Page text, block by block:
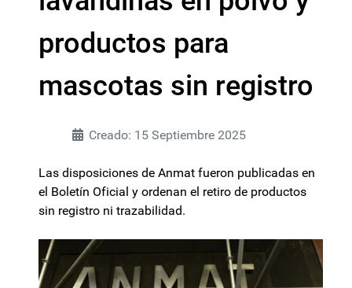
productos para
mascotas sin registro
Creado: 15 Septiembre 2025
Las disposiciones de Anmat fueron publicadas en
el Boletín Oficial y ordenan el retiro de productos
sin registro ni trazabilidad.